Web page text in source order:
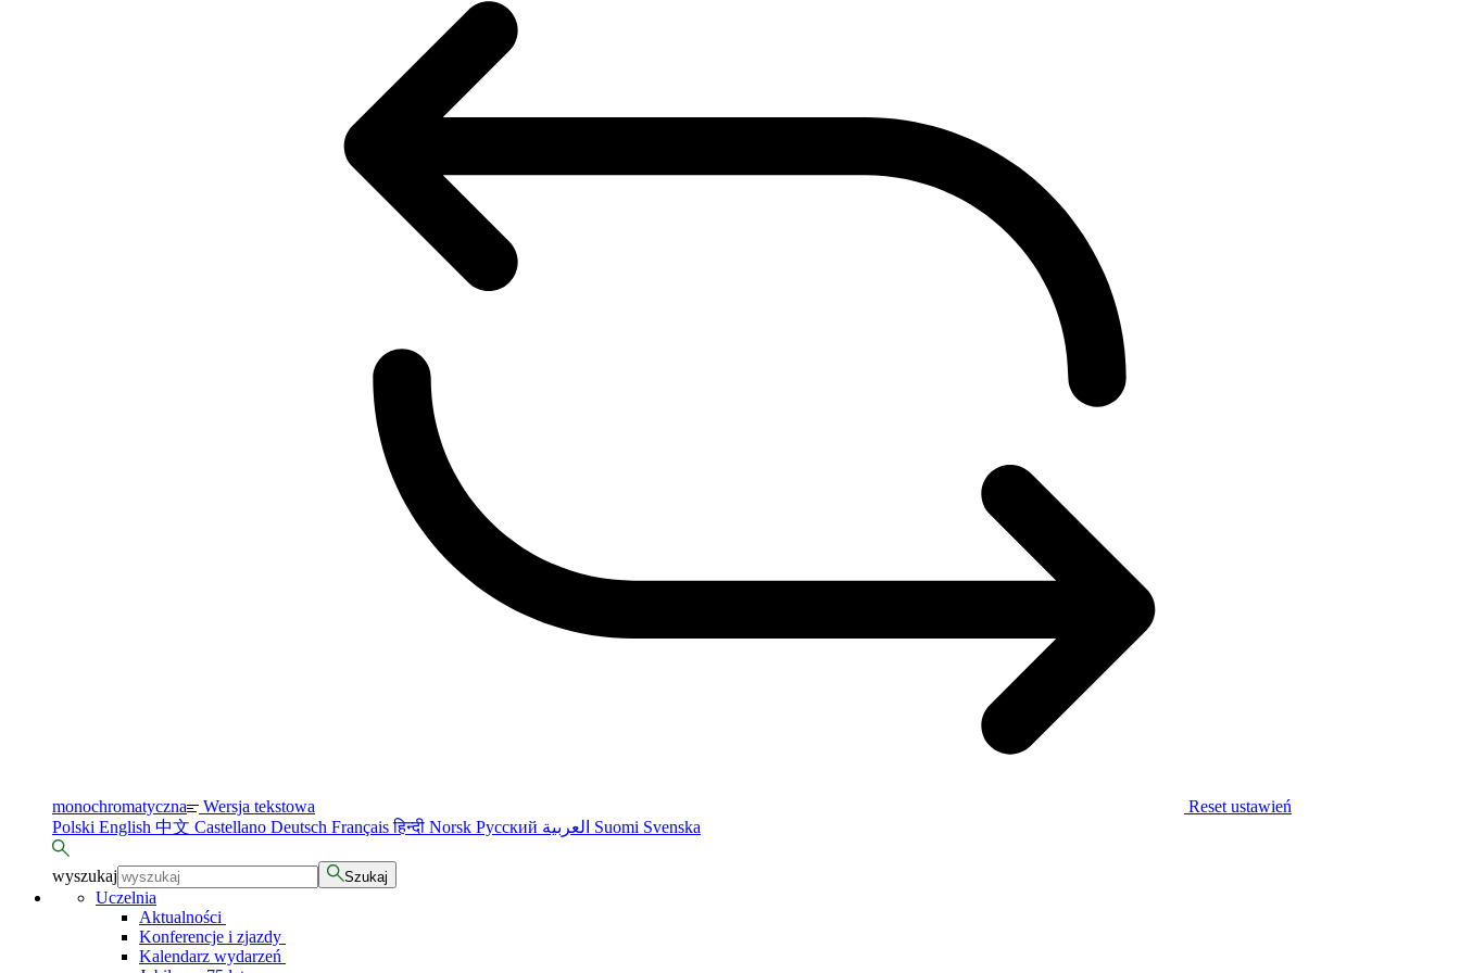
monochromatyczna Wersja tekstowa
Reset ustawień
Polski English 中文 Castellano Deutsch Françaisहिन्दी Norsk Русский Suomi Svenska
wyszukaj Szukaj
Uczelnia
Aktualności
Konferencje i zjazdy
Kalendarz wydarzeń